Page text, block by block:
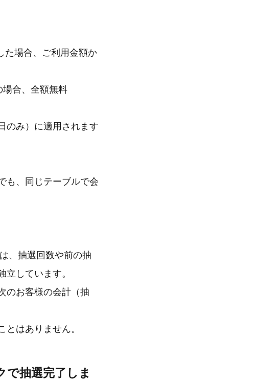
た場合、ご利用金額か
合、全額無料
のみ）に適用されます
も、同じテーブルで会
、抽選回数や前の抽
立しています。
のお客様の会計（抽
はありません。
で抽選完了しま